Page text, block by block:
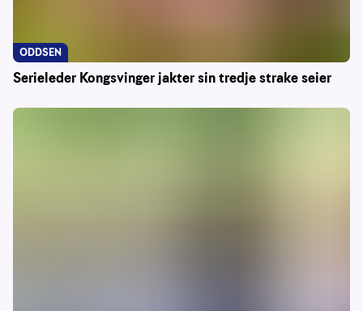
Serieleder Kongsvinger jakter sin tredje strake seier
ODDSEN